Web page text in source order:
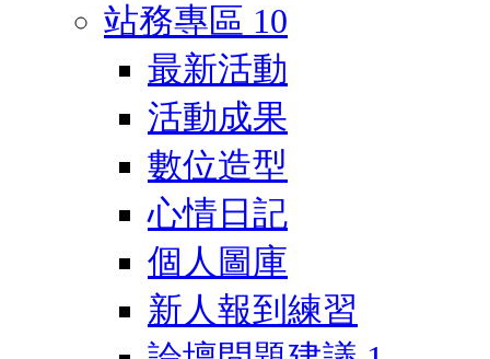
站務專區 10
最新活動
活動成果
數位造型
心情日記
個人圖庫
新人報到練習